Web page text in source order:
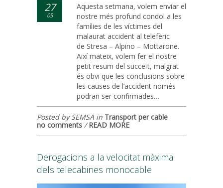
27
05
Aquesta setmana, volem enviar el
nostre més profund condol a les
famílies de les víctimes del
malaurat accident al telefèric
de Stresa – Alpino – Mottarone.
Així mateix, volem fer el nostre
petit resum del succeït, malgrat
és obvi que les conclusions sobre
les causes de l’accident només
podran ser confirmades…
Posted by SEMSA in Transport per cable
no comments /READ MORE
Derogacions a la velocitat màxima
dels telecabines monocable